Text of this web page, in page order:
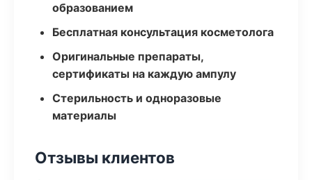
образованием
Бесплатная консультация косметолога
Оригинальные препараты,
сертификаты на каждую ампулу
Стерильность и одноразовые
материалы
Отзывы клиентов